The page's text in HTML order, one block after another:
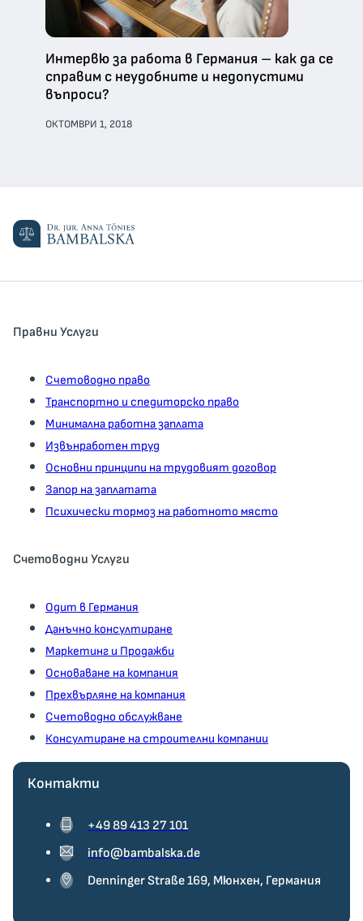
Интервю за работа в Германия – как да се
справим с неудобните и недопустими
въпроси?
ОКТОМВРИ 1, 2018
Правни Услуги
Счетоводно право
Транспортно и спедиторско право
Минимална работна заплата
Извънработен труд
Основни принципи на трудовият договор
Запор на заплатата
Психически тормоз на работното място
Счетоводни Услуги
Одит в Германия
Данъчно консултиране
Маркетинг и Продажби
Основаване на компания
Прехвърляне на компания
Счетоводно обслужване
Консултиране на строителни компании
Контакти
+49 89 413 27 101
info@bambalska.de
Denninger Straße 169, Мюнхен, Германия